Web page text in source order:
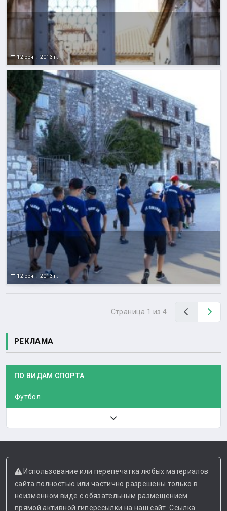
12 сент. 2013 г.
12 сент. 2013 г.
Страница 1 из 4 Назад
РЕКЛАМА
ПО ВИДАМ СПОРТА
Футбол
Использование или перепечатка любых материалов
сайта полностью или частично разрешены только в
неизменном виде с обязательным размещением
прямой активной гиперссылки на наш сайт. Ссылка